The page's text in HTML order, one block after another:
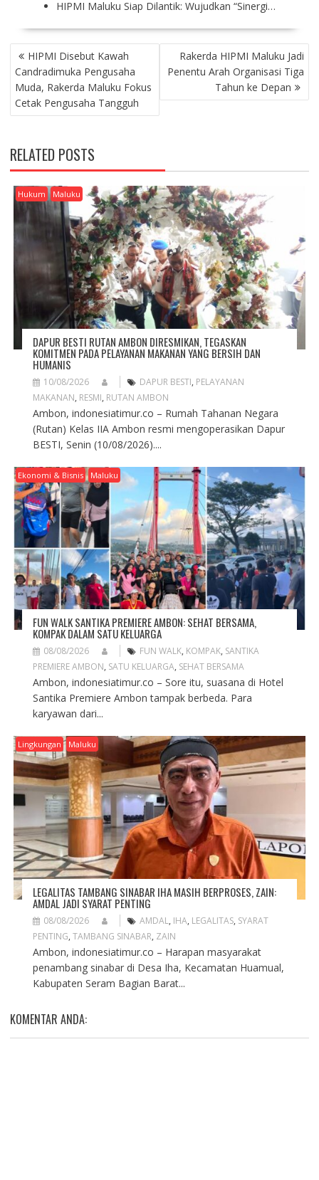
HIPMI Maluku Siap Dilantik: Wujudkan “Sinergi…
P
O
S
T
N
V
I
G
A
T
O
HIPMI Disebut Kawah
Candradimuka Pengusaha
Muda, Rakerda Maluku Fokus
Cetak Pengusaha Tangguh
Rakerda HIPMI Maluku Jadi
Penentu Arah Organisasi Tiga
Tahun ke Depan
RELATED POSTS
Hukum Maluku
DAPUR BESTI RUTAN AMBON DIRESMIKAN, TEGASKAN
KOMITMEN PADA PELAYANAN MAKANAN YANG BERSIH DAN
HUMANIS
10/08/2026 DAPUR BESTI, PELAYANAN
MAKANAN, RESMI, RUTAN AMBON
Ambon, indonesiatimur.co – Rumah Tahanan Negara
(Rutan) Kelas IIA Ambon resmi mengoperasikan Dapur
BESTI, Senin (10/08/2026)....
Ekonomi & Bisnis Maluku
FUN WALK SANTIKA PREMIERE AMBON: SEHAT BERSAMA,
KOMPAK DALAM SATU KELUARGA
08/08/2026 FUN WALK, KOMPAK, SANTIKA
PREMIERE AMBON, SATU KELUARGA, SEHAT BERSAMA
Ambon, indonesiatimur.co – Sore itu, suasana di Hotel
Santika Premiere Ambon tampak berbeda. Para
karyawan dari...
Lingkungan Maluku
LEGALITAS TAMBANG SINABAR IHA MASIH BERPROSES, ZAIN:
AMDAL JADI SYARAT PENTING
08/08/2026 AMDAL, IHA, LEGALITAS, SYARAT
PENTING, TAMBANG SINABAR, ZAIN
Ambon, indonesiatimur.co – Harapan masyarakat
penambang sinabar di Desa Iha, Kecamatan Huamual,
Kabupaten Seram Bagian Barat...
KOMENTAR ANDA: